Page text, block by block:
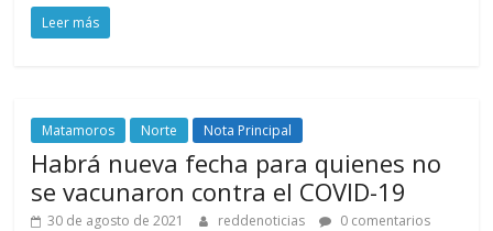
Leer más
Matamoros Norte Nota Principal
Habrá nueva fecha para quienes no
se vacunaron contra el COVID-19
30 de agosto de 2021 reddenoticias 0 comentarios